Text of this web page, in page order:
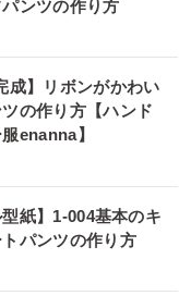
ンツの作り方
成】リボンがかわい
の作り方【ハンド
enanna】
型紙】1-004基本のキ
パンツの作り方